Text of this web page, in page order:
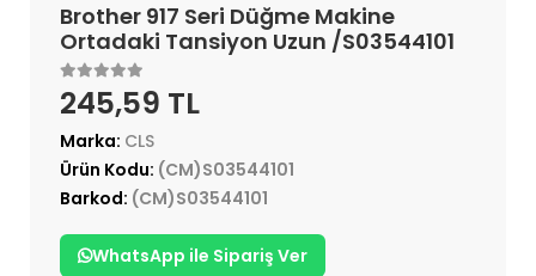
Brother 917 Seri Düğme Makine
Ortadaki Tansiyon Uzun /S03544101
245,59 TL
Marka: CLS
Ürün Kodu: (CM)S03544101
Barkod: (CM)S03544101
WhatsApp ile Sipariş Ver